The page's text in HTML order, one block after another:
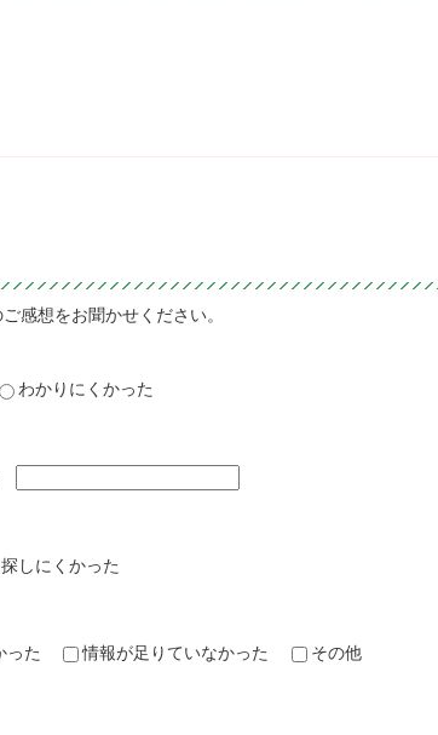
感想をお聞かせください。
わかりにくかった
探しにくかった
った 情報が足りていなかった その他